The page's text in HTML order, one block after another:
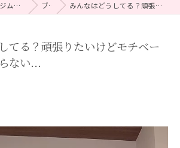
刈谷のパーソナルジムならRe:BodyLab（リボディラボ） ブログ みんなはどうしてる？頑張りたいけどモチベーションが上がらない...
てる？頑張りたいけどモチベー
ない...